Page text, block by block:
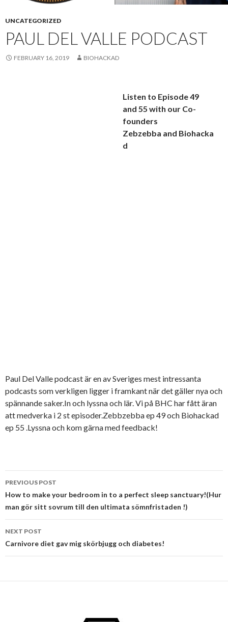
UNCATEGORIZED
PAUL DEL VALLE PODCAST
FEBRUARY 16, 2019 BIOHACKAD
Listen to Episode 49
and 55 with our Co-
founders
Zebzebba and Biohacka
d
Paul Del Valle podcast är en av Sveriges mest intressanta
podcasts som verkligen ligger i framkant när det gäller nya och
spännande saker.In och lyssna och lär. Vi på BHC har fått äran
att medverka i 2 st episoder.Zebbzebba ep 49 och Biohackad
ep 55 .Lyssna och kom gärna med feedback!
Post
navigation
PREVIOUS POST
How to make your bedroom in to a perfect sleep sanctuary!(Hur
man gör sitt sovrum till den ultimata sömnfristaden !)
NEXT POST
Carnivore diet gav mig skörbjugg och diabetes!